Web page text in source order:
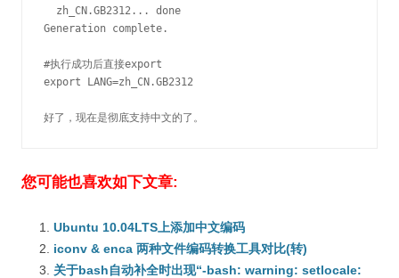
  zh_CN.GB2312... done
Generation complete.
#执行成功后直接export
export LANG=zh_CN.GB2312
好了，现在是彻底支持中文的了。
您可能也喜欢如下文章:
Ubuntu 10.04LTS上添加中文编码
iconv & enca 两种文件编码转换工具对比(转)
关于bash自动补全时出现“-bash: warning: setlocale: